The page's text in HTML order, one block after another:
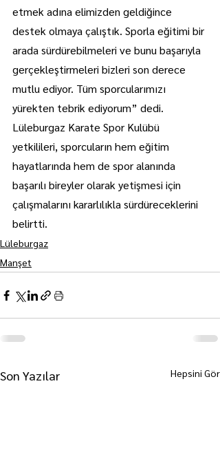
etmek adına elimizden geldiğince
destek olmaya çalıştık. Sporla eğitimi bir
arada sürdürebilmeleri ve bunu başarıyla
gerçekleştirmeleri bizleri son derece
mutlu ediyor. Tüm sporcularımızı
yürekten tebrik ediyorum” dedi.
Lüleburgaz Karate Spor Kulübü
yetkilileri, sporcuların hem eğitim
hayatlarında hem de spor alanında
başarılı bireyler olarak yetişmesi için
çalışmalarını kararlılıkla sürdüreceklerini
belirtti.
Lüleburgaz
Manşet
Son Yazılar Hepsini Gör